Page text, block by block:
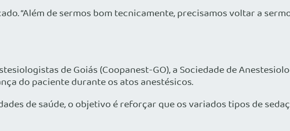
“Além de sermos bom tecnicamente, precisamos voltar a
de Goiás (Coopanest-GO), a Sociedade de
do paciente durante os atos anestésicos.
de saúde, o objetivo é reforçar que os variados tipos de